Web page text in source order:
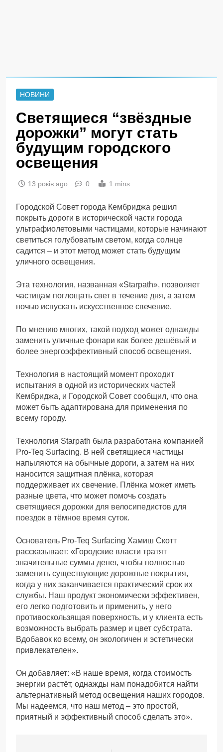
НОВИНИ
Светящиеся “звёздные
дорожки” могут стать
будущим городского
освещения
13 років ago 0 1 mins
Городской Совет города Кембриджа решил
покрыть дороги в исторической части города
ультрафиолетовыми частицами, которые начинают
светиться голубоватым светом, когда солнце
садится – и этот метод может стать будущим
уличного освещения.
Эта технология, названная «Starpath», позволяет
частицам поглощать свет в течение дня, а затем
ночью испускать искусственное свечение.
По мнению многих, такой подход может однажды
заменить уличные фонари как более дешёвый и
более энергоэффективный способ освещения.
Технология в настоящий момент проходит
испытания в одной из исторических частей
Кембриджа, и Городской Совет сообщил, что она
может быть адаптирована для применения по
всему городу.
Технология Starpath была разработана компанией
Pro-Teq Surfacing. В ней светящиеся частицы
напыляются на обычные дороги, а затем на них
наносится защитная плёнка, которая
поддерживает их свечение. Плёнка может иметь
разные цвета, что может помочь создать
светящиеся дорожки для велосипедистов для
поездок в тёмное время суток.
Основатель Pro-Teq Surfacing Хамиш Скотт
рассказывает: «Городские власти тратят
значительные суммы денег, чтобы полностью
заменить существующие дорожные покрытия,
когда у них заканчивается практический срок их
службы. Наш продукт экономически эффективен,
его легко подготовить и применить, у него
противоскользящая поверхность, и у клиента есть
возможность выбрать размер и цвет субстрата.
Вдобавок ко всему, он экологичен и эстетически
привлекателен».
Он добавляет: «В наше время, когда стоимость
энергии растёт, однажды нам понадобится найти
альтернативный метод освещения наших городов.
Мы надеемся, что наш метод – это простой,
приятный и эффективный способ сделать это».